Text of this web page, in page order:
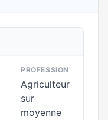
PROFESSION
Agriculteur
sur
moyenne